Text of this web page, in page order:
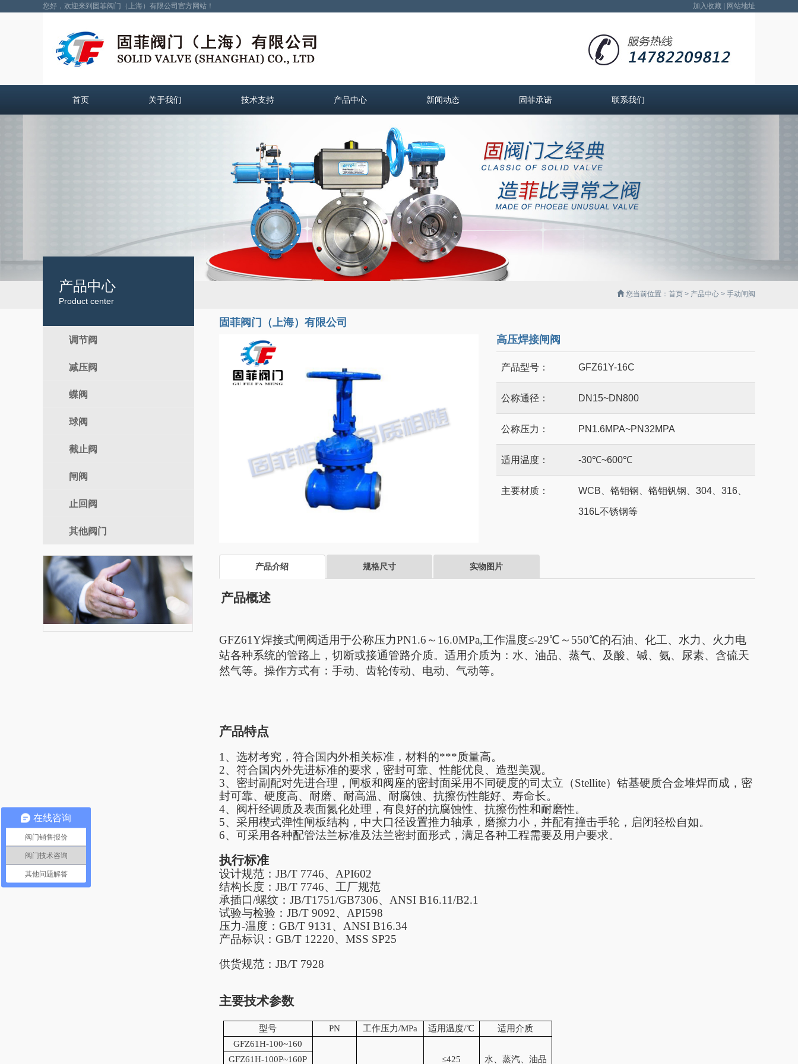
您好，欢迎来到固菲阀门（上海）有限公司官方网站！ 加入收藏 网站地址
首页 关于我们 技术支持 产品中心 新闻动态 固菲承诺 联系我们
产品中心
Product center
调节阀
电动调节阀
气动调节阀
减压阀
蝶阀
电动蝶阀
气动蝶阀
球阀
电动球阀
气动球阀
截止阀
电动截止阀
气动截止阀
闸阀
电动闸阀
气动闸阀
止回阀
其他阀门
您当前位置： 首页 > 产品中心 > 手动闸阀
固菲阀门（上海）有限公司
高压焊接闸阀
产品型号： GFZ61Y-16C
公称通径： DN15~DN800
公称压力： PN1.6MPA~PN32MPA
适用温度： -30℃~600℃
主要材质： WCB、铬钼钢、铬钼钒钢、304、316、
316L不锈钢等
产品介绍 规格尺寸 实物图片
产品概述
GFZ61Y焊接式闸阀适用于公称压力PN1.6 ～ 16.0MPa,工作温度≤-29℃～ 550℃的石油、化工、水力、火力电
站各种系统的管路上，切断或接通管路介质。适用介质为：水、油品、蒸气、及酸、碱、氨、尿素、含硫天
然气等。操作方式有：手动、齿轮传动、电动、气动等。
产品特点
1、选材考究，符合国内外相关标准，材料的***质量高。
2、符合国内外先进标准的要求，密封可靠、性能优良、造型美观。
3、密封副配对先进合理，闸板和阀座的密封面采用不同硬度的司太立（Stellite）钴基硬质合金堆焊而成，密
封可靠、硬度高、耐磨、耐高温、耐腐蚀、抗擦伤性能好、寿命长。
4、阀杆经调质及表面氮化处理，有良好的抗腐蚀性、抗擦伤性和耐磨性。
5、采用楔式弹性闸板结构，中大口径设置推力轴承，磨擦力小，并配有撞击手轮，启闭轻松自如。
6、可采用各种配管法兰标准及法兰密封面形式，满足各种工程需要及用户要求。
执行标准
设计规范： JB/T 7746、 API602
结构长度： JB/T 7746、工厂规范
承插口/螺纹： JB/T1751/GB7306、 ANSI B16.11/B2.1
试验与检验： JB/T 9092、 API598
压力-温度： GB/T 9131、 ANSI B16.34
产品标识： GB/T 12220、 MSS SP25
供货规范： JB/T 7928
主要技术参数
型号 PN 工作压力/MPa 适用温度/℃
适用介质
GFZ61H-100~160
≤425 水、蒸汽、油品
GFZ61H-100P~160P
在线咨询
阀门销售报价
阀门技术咨询
其他问题解答